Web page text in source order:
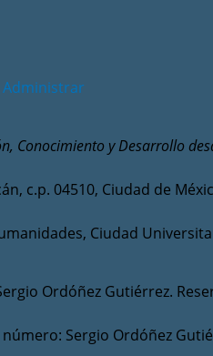
Administrar
Conocimiento y Desarrollo
c.p. 04510, Ciudad de
Ciudad
Ordóñez Gutiérrez.
Sergio Ordóñez